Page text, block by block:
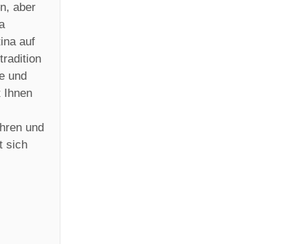
aber
auf
und
Ihnen
und
sich